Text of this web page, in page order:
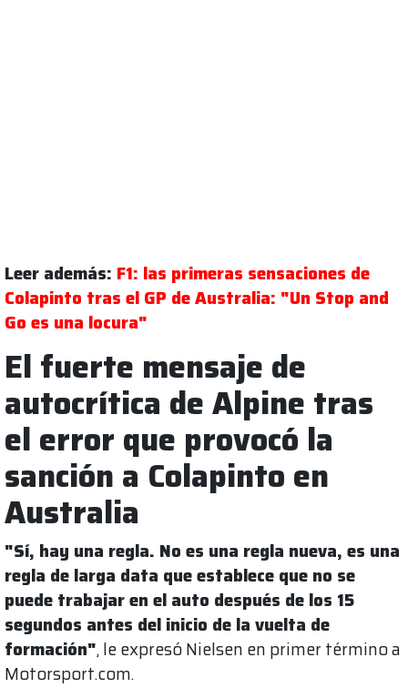
Leer además: F1: las primeras sensaciones de
Colapinto tras el GP de Australia: "Un Stop and
Go es una locura"
El fuerte mensaje de
autocrítica de Alpine tras
el error que provocó la
sanción a Colapinto en
Australia
"Sí, hay una regla. No es una regla nueva, es una
regla de larga data que establece que no se
puede trabajar en el auto después de los 15
segundos antes del inicio de la vuelta de
formación", le expresó Nielsen en primer término a
Motorsport.com.